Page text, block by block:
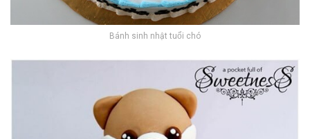
Bánh sinh nhật tuổi chó